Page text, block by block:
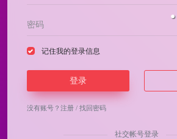
记住我的登录信息
登录
没有账号？ 注册 / 找回密码
社交帐号登录